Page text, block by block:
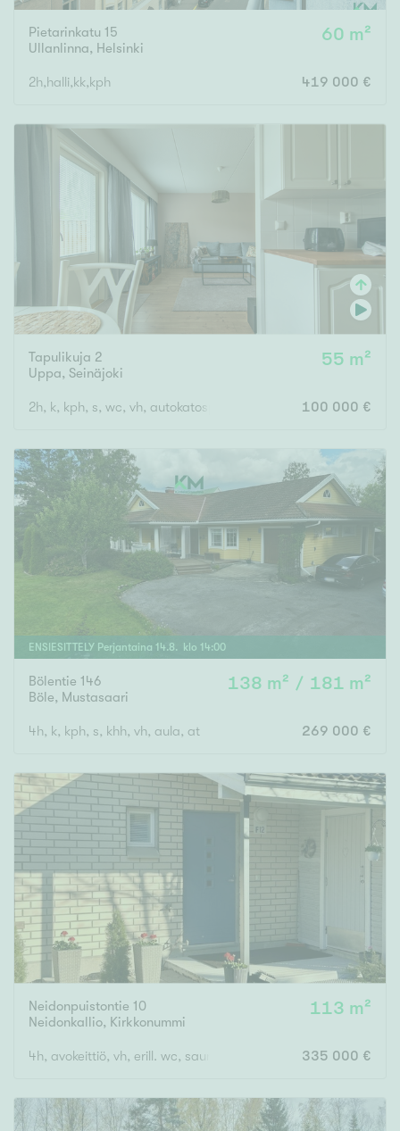
Pietarinkatu 15
Ullanlinna, Helsinki
60 m²
2h,halli,kk,kph 419 000 €
Tapulikuja 2
Uppa, Seinäjoki
55 m²
2h, k, kph, s, wc, vh, autokatospaikka 100 000 €
ENSIESITTELY Perjantaina 14.8. klo 14:00
Bölentie 146
Böle, Mustasaari
138 m² / 181 m²
4h, k, kph, s, khh, vh, aula, at 269 000 €
Neidonpuistontie 10
Neidonkallio, Kirkkonummi
113 m²
4h, avokeittiö, vh, erill. wc, saunaos., parveke ja terassipiha
335 000 €